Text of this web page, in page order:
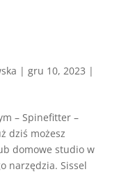
| gru 10, 2023 |
– Spinefitter –
dziś możesz
domowe studio w
narzędzia. Sissel